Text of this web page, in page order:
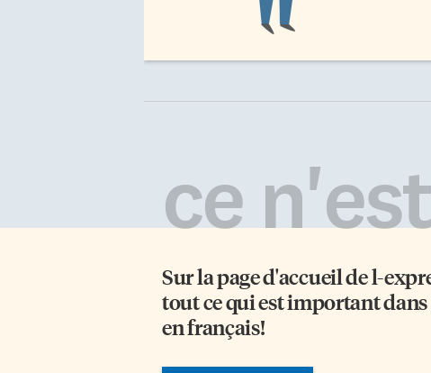
ce
Sur la page d'accueil del-
tout ce qui est important
en français!